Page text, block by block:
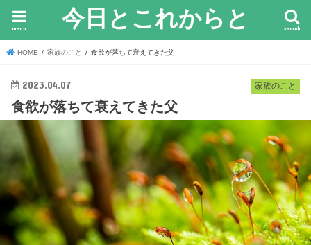
今日とこれからと search
menu
HOME 家族のこと 食欲が落ちて衰えてきた父
家族のこと
2023.04.07
食欲が落ちて衰えてきた父